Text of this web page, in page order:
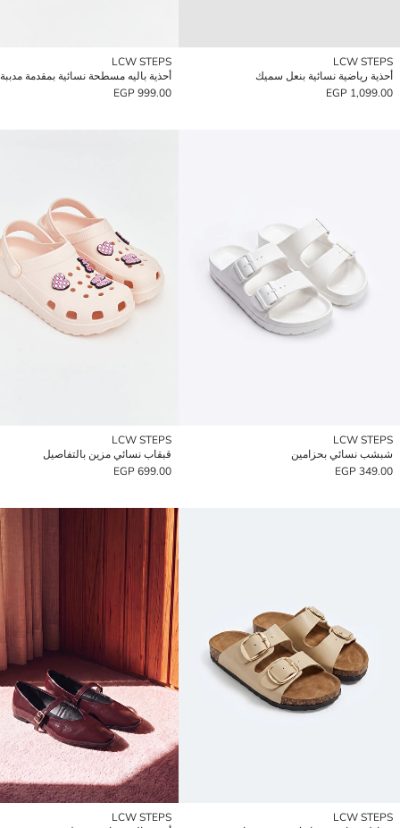
LCW STEPS
أحذية رياضية نسائية بنعل سميك
1,099.00 EGP
LCW STEPS
أحذية باليه مسطحة نسائية بمقدمة مدببة
999.00 EGP
LCW STEPS
شبشب نسائي بحزامين
349.00 EGP
LCW STEPS
قبقاب نسائي مزين بالتفاصيل
699.00 EGP
LCW STEPS
LCW STEPS